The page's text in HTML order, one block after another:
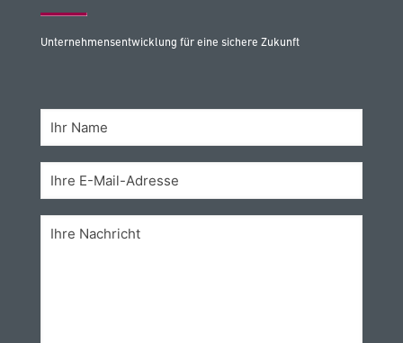
Unternehmensentwicklung für eine sichere Zukunft